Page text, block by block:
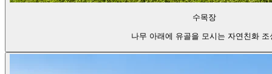
수목장
나무 아래에 유골을 모시는 자연친화 조